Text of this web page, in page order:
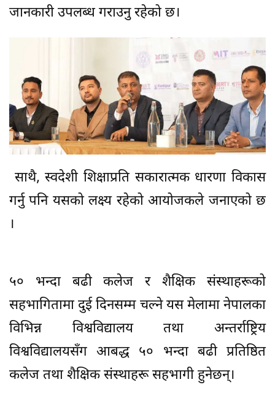
जानकारी उपलब्ध गराउनु रहेको छ।
साथै, स्वदेशी शिक्षाप्रति सकारात्मक धारणा विकास
गर्नु पनि यसको लक्ष्य रहेको आयोजकले जनाएको छ
।
​५० भन्दा बढी कलेज र शैक्षिक संस्थाहरूको
सहभागितामा ​दुई दिनसम्म चल्ने यस मेलामा नेपालका
विभिन्न विश्वविद्यालय तथा अन्तर्राष्ट्रिय
विश्वविद्यालयसँग आबद्ध ५० भन्दा बढी प्रतिष्ठित
कलेज तथा शैक्षिक संस्थाहरू सहभागी हुनेछन्।